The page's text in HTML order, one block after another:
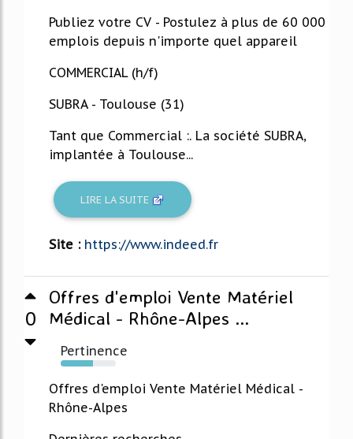
Publiez votre CV - Postulez à plus de 60 000
emplois depuis n'importe quel appareil
COMMERCIAL (h/f)
SUBRA - Toulouse (31)
Tant que Commercial :. La société SUBRA,
implantée à Toulouse...
LIRE LA SUITE
Site : https://www.indeed.fr
0
Offres d'emploi Vente Matériel
Médical - Rhône-Alpes ...
Pertinence
58%
Offres d'emploi Vente Matériel Médical -
Rhône-Alpes